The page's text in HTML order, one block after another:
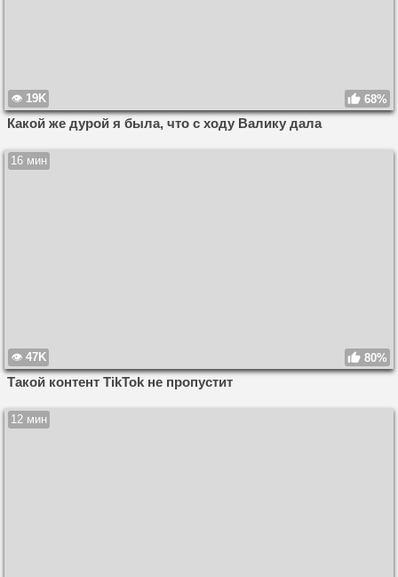
19K 68%
Какой же дурой я была, что с ходу Валику дала
16 мин
47K 80%
Такой контент TikTok не пропустит
12 мин